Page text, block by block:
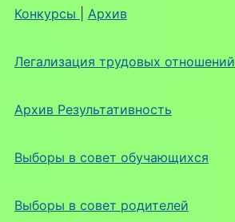
Конкурсы Архив
Легализация трудовых отношений
Архив Результативность
Выборы в совет обучающихся
Выборы в совет родителей